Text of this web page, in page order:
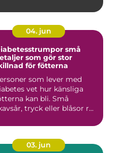
04. jun
små
som gör stor
för fötterna
som lever med
vet hur känsliga
kan bli. Små
tryck eller blåsor r...
03. jun